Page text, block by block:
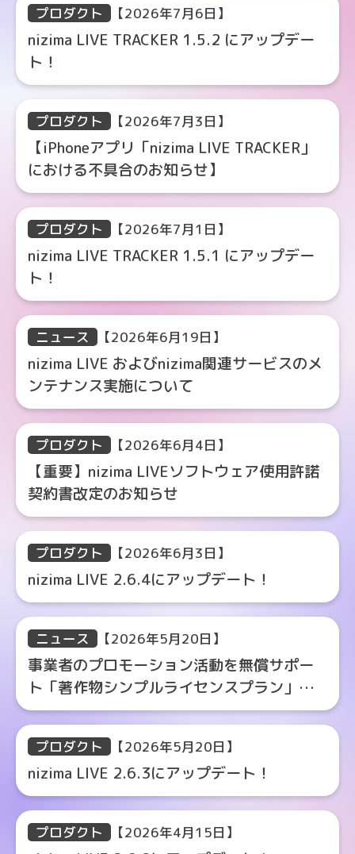
プロダクト 【2026年7月6日】
nizima LIVE TRACKER 1.5.2 にアップデー
ト！
プロダクト 【2026年7月3日】
【iPhoneアプリ「nizima LIVE TRACKER」
における不具合のお知らせ】
プロダクト 【2026年7月1日】
nizima LIVE TRACKER 1.5.1 にアップデー
ト！
ニュース 【2026年6月19日】
nizima LIVE およびnizima関連サービスのメ
ンテナンス実施について
プロダクト 【2026年6月4日】
【重要】nizima LIVEソフトウェア使用許諾
契約書改定のお知らせ
プロダクト 【2026年6月3日】
nizima LIVE 2.6.4にアップデート！
ニュース 【2026年5月20日】
事業者のプロモーション活動を無償サポー
ト「著作物シンプルライセンスプラン」に
対応
プロダクト 【2026年5月20日】
nizima LIVE 2.6.3にアップデート！
プロダクト 【2026年4月15日】